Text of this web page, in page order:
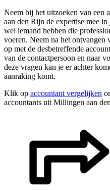
Neem bij het uitzoeken van een
aan den Rijn de expertise mee
wel iemand hebben die
voeren. Neem na het ontvangen
op met de desbetreffende
van de contactpersoon en naar
deze vragen kan je er achter
aanraking komt.
Klik op accountant vergelijken
accountants uit Millingen aan